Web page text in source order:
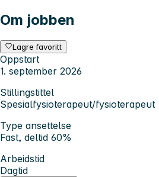
Om jobben
Lagre favoritt
Oppstart
1. september 2026
Stillingstittel
Spesialfysioterapeut/fysioterapeut
Type ansettelse
Fast, deltid 60%
Arbeidstid
Dagtid